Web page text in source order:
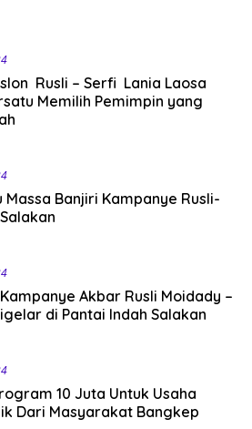
Rusli – Serfi Lania Laosa
Memilih Pemimpin yang
Massa Banjiri Kampanye Rusli-
Akbar Rusli Moidady –
di Pantai Indah Salakan
10 Juta Untuk Usaha
Dari Masyarakat Bangkep